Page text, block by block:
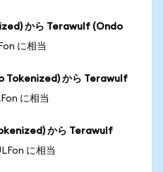
から Terawulf (Ondo
に相当
Tokenized) から Terawulf
に相当
から Terawulf
に相当